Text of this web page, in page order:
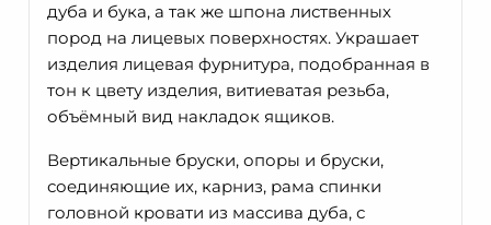
дуба и бука, а так же шпона лиственных
пород на лицевых поверхностях. Украшает
изделия лицевая фурнитура, подобранная в
тон к цвету изделия, витиеватая резьба,
объёмный вид накладок ящиков.
Вертикальные бруски, опоры и бруски,
соединяющие их, карниз, рама спинки
головной кровати из массива дуба, с